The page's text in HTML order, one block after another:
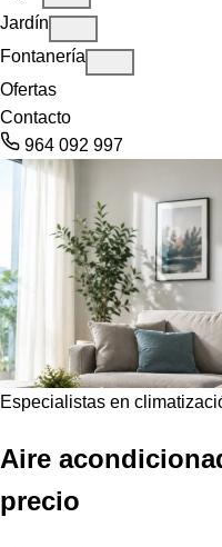
Jardín
Fontanería
Ofertas
Contacto
964 092 997
Especialistas en
Aire
precio